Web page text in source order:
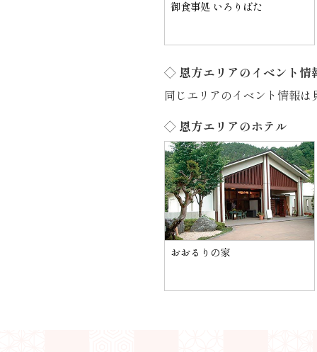
御食事処 いろりばた
◇ 恩方エリアのイベント情
同じエリアのイベント情報は
◇ 恩方エリアのホテル
おおるりの家